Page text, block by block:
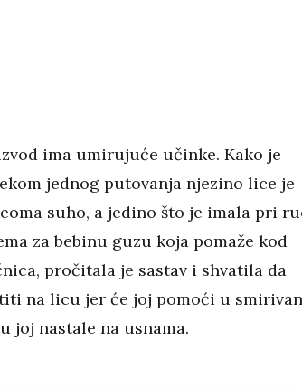
ima umirujuće učinke. Kako je
jednog putovanja njezino lice je
suho, a jedino što je imala pri
za bebinu guzu koja pomaže kod
pročitala je sastav i shvatila da
na licu jer će joj pomoći u
joj nastale na usnama.